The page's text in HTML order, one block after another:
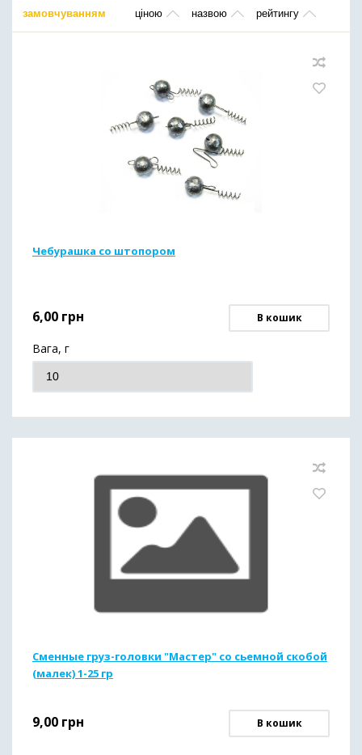
замовчуванням ціною назвою рейтингу
Чебурашка со штопором
6,00 грн В кошик
Вага, г
Сменные груз-головки "Мастер" со сьемной скобой
(малек) 1-25 гр
9,00 грн В кошик